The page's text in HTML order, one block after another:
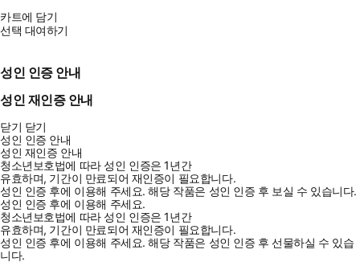
카트에 담기
선택 대여하기
성인 인증 안내
성인 재인증 안내
닫기 닫기
성인 인증 안내
성인 재인증 안내
청소년보호법에 따라 성인 인증은 1년간
유효하며, 기간이 만료되어 재인증이 필요합니다.
성인 인증 후에 이용해 주세요.해당 작품은 성인 인증 후 보실 수 있습니다.
성인 인증 후에 이용해 주세요.
청소년보호법에 따라 성인 인증은 1년간
유효하며, 기간이 만료되어 재인증이 필요합니다.
성인 인증 후에 이용해 주세요.해당 작품은 성인 인증 후 선물하실 수 있습
니다.